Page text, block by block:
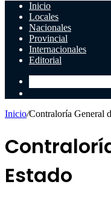
Inicio
Locales
Nacionales
Provincial
Internacionales
Editorial
Inicio/Contraloría General
Estado